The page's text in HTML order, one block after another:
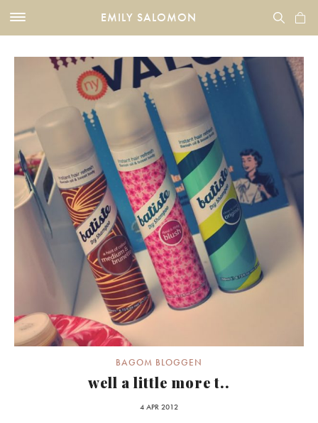
EMILY SALOMON
BAGOM BLOGGEN
well a little more t..
4 APR 2012